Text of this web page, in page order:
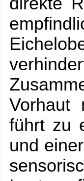
Vorhaut
führt zu
und